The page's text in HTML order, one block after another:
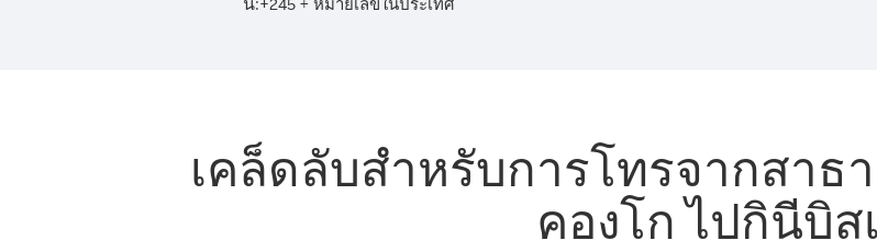
เคล็ดลับสำหรับการโทรจากสาธ
คองโก ไปกินีบิส